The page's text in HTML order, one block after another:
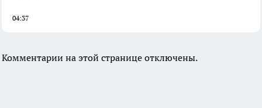
04:37
Комментарии на этой странице отключены.